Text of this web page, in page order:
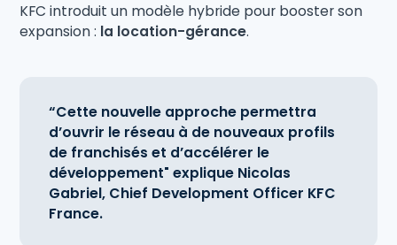
KFC introduit un modèle hybride pour booster son
expansion : la location-gérance.
“Cette nouvelle approche permettra
d’ouvrir le réseau à de nouveaux profils
de franchisés et d’accélérer le
développement" explique Nicolas
Gabriel, Chief Development Officer KFC
France.